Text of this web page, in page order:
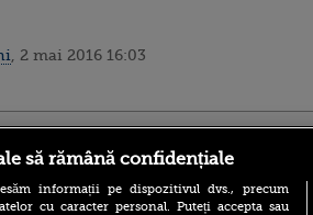
, 2 mai 2016 16:03
să rămână confidențiale
informații pe dispozitivul dvs., precum
cu caracter personal. Puteți accepta sau